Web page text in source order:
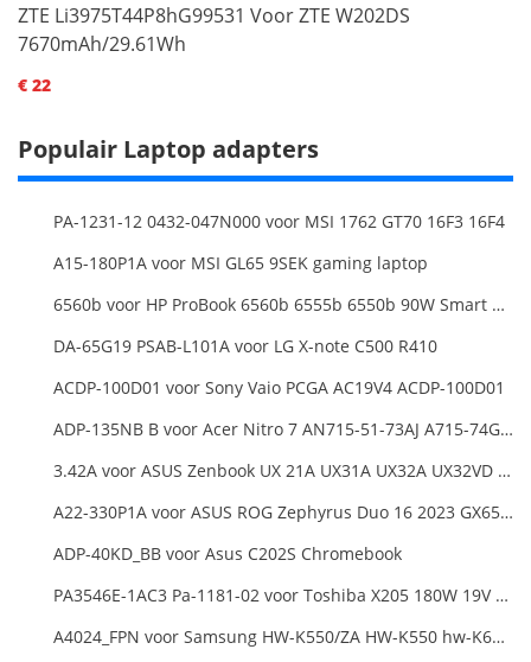
ZTE Li3975T44P8hG99531 Voor ZTE W202DS
7670mAh/29.61Wh
€ 22
Populair Laptop adapters
PA-1231-12 0432-047N000 voor MSI 1762 GT70 16F3 16F4
A15-180P1A voor MSI GL65 9SEK gaming laptop
6560b voor HP ProBook 6560b 6555b 6550b 90W Smart AC Power Adapter Laptop
DA-65G19 PSAB-L101A voor LG X-note C500 R410
ACDP-100D01 voor Sony Vaio PCGA AC19V4 ACDP-100D01
ADP-135NB B voor Acer Nitro 7 AN715-51-73AJ A715-74G-52B0 Notebook
3.42A voor ASUS Zenbook UX 21A UX31A UX32A UX32VD Series Ultrabook Models
A22-330P1A voor ASUS ROG Zephyrus Duo 16 2023 GX650PY
ADP-40KD_BB voor Asus C202S Chromebook
PA3546E-1AC3 Pa-1181-02 voor Toshiba X205 180W 19V 9.5A Laptop DC Charger Power Supply
A4024_FPN voor Samsung HW-K550/ZA HW-K550 hw-K650 Soundbar